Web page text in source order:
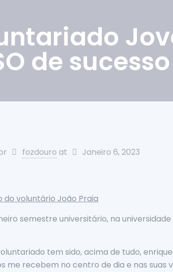
de sucesso
fozdouro at Janeiro 6, 2023
do voluntário João Praia
semestre universitário, na
tem sido, acima de tudo,
me recebem no centro de dia e nas suas